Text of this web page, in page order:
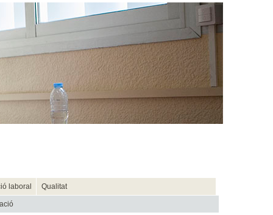
laboral Qualitat